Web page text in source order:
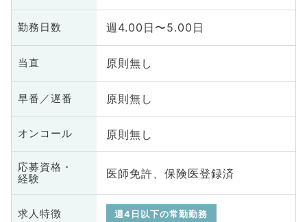
勤務日数 週4.00日〜5.00日
当直 原則無し
早番／遅番 原則無し
オンコール 原則無し
応募資格・
経験
医師免許、保険医登録済
求人特徴 週4日以下の常勤勤務